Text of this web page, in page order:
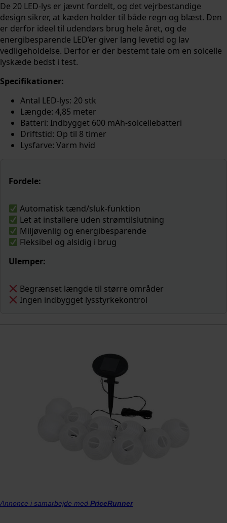
De 20 LED-lys er jævnt fordelt, og det vejrbestandige
design sikrer, at kæden holder til både regn og blæst. Den
er derfor ideel til udendørs brug hele året, og de
energibesparende LED’er giver lang levetid og lav
vedligeholdelse. Derfor er der bestemt tale om en solcelle
lyskæde bedst i test.
Specifikationer:
Antal LED-lys: 20 stk
Længde: 4,85 meter
Batteri: Indbygget 600 mAh-solcellebatteri
Driftstid: Op til 8 timer
Lysfarve: Varm hvid
Fordele:
Automatisk tænd/sluk-funktion
Let at installere uden strømtilslutning
Miljøvenlig og energibesparende
Fleksibel og alsidig i brug
Ulemper:
Begrænset længde til større områder
Ingen indbygget lysstyrkekontrol
Annonce i samarbejde med PriceRunner